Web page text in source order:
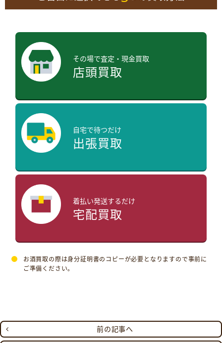
その場で査定・現金買取
店頭買取
自宅で待つだけ
出張買取
着払い発送するだけ
宅配買取
お酒買取の際は身分証明書のコピーが必要となりますので事前に
ご準備ください。
前の記事へ